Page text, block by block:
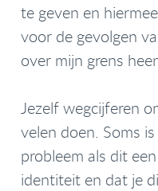
te geven en
voor de gevolgen
over mijn grens
Jezelf wegcijferen
velen doen. Soms
probleem als dit
identiteit en dat je